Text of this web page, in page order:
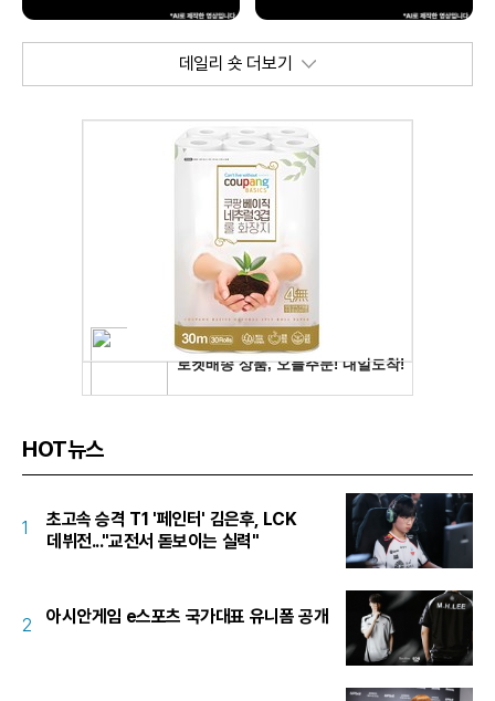
데일리 숏 더보기
HOT뉴스
1
초고속 승격 T1 '페인터' 김은후, LCK
데뷔전..."교전서 돋보이는 실력"
2 아시안게임 e스포츠 국가대표 유니폼 공개